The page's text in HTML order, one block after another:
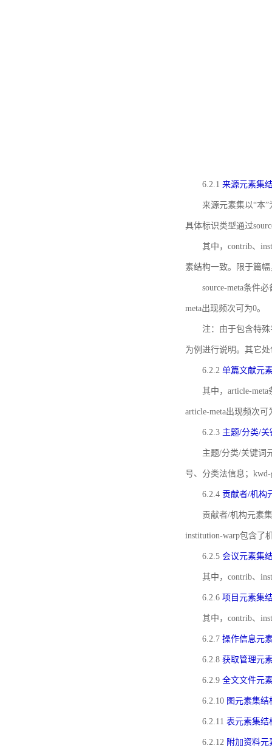
6.2.1 来源元素集
来源元素集以“本
具体标识类型通过
其中，contrib、
素结构一致。限于篇
source-meta条件
meta出现频次可为0。
注：由于包含特殊
为例进行说明。其它
6.2.2 单篇文献元
其中，article-
article-meta出现频次可
6.2.3 主题/分类/
主题/分类/关键词
号、分类法信息；
6.2.4 贡献者/机构
贡献者/机构元素
institution-warp包含了
6.2.5 会议元素集
其中，contrib、
6.2.6 项目元素集
其中，contrib、
6.2.7 操作信息元
6.2.8 获取管理元
6.2.9 全文文件元
6.2.10 图元素集结
6.2.11 表元素集结
6.2.12 附加资料元